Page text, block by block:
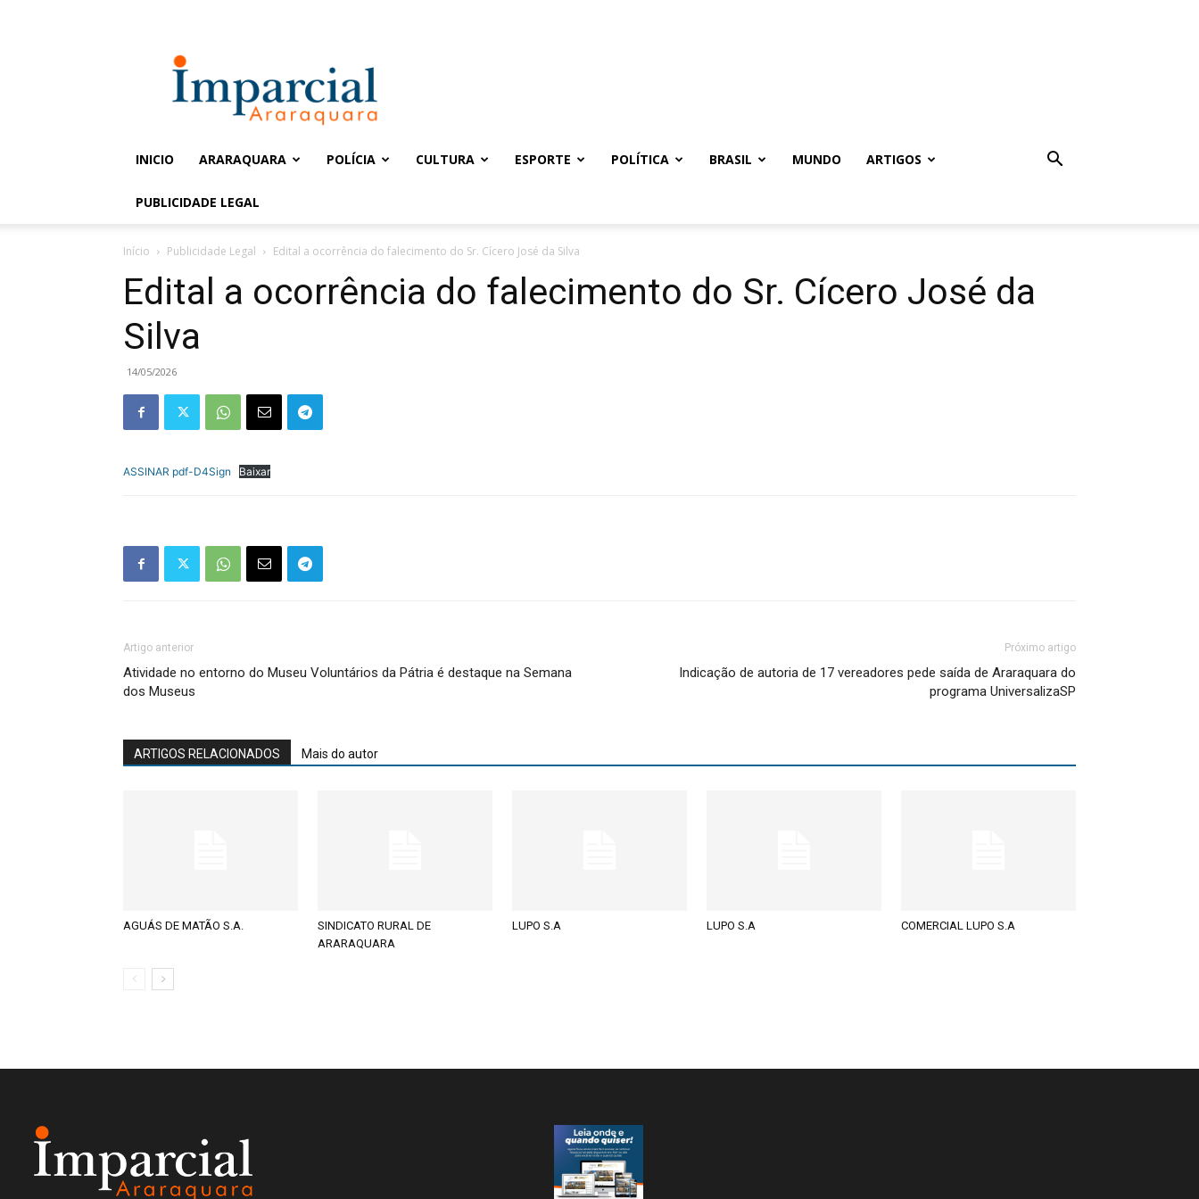
Imparcial
INICIO ARARAQUARA POLÍCIA CULTURA ESPORTE POLÍTICA BRASIL MUNDO ARTIGOS
PUBLICIDADE LEGAL
Início Publicidade Legal Edital a ocorrência do falecimento do Sr. Cícero José da Silva
Edital a ocorrência do falecimento do Sr. Cícero José da
Silva
14/05/2026
ASSINAR pdf-D4Sign Baixar
Artigo anterior
Atividade no entorno do Museu Voluntários da Pátria é destaque na Semana
dos Museus
Próximo artigo
Indicação de autoria de 17 vereadores pede saída de Araraquara do
programa UniversalizaSP
ARTIGOS RELACIONADOS Mais do autor
AGUÁS DE MATÃO S.A.
SINDICATO RURAL DE
ARARAQUARA
LUPO S.A LUPO S.A COMERCIAL LUPO S.A